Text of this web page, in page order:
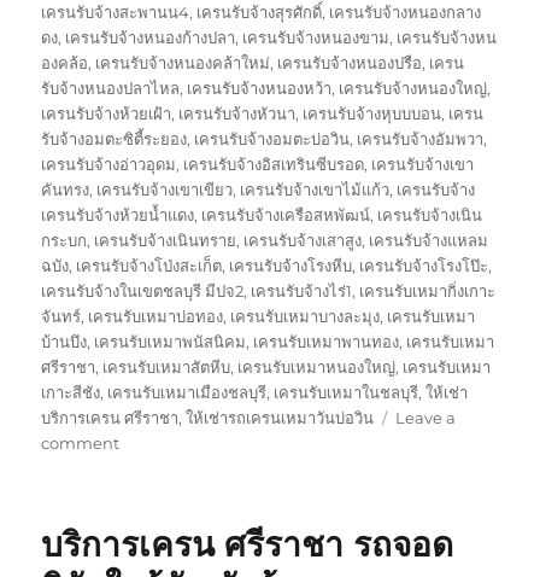
เครนรับจ้างสะพานน4, เครนรับจ้างสุรศักดิ์, เครนรับจ้างหนองกลาง
ดง, เครนรับจ้างหนองก้างปลา, เครนรับจ้างหนองขาม, เครนรับจ้างหน
องคล้อ, เครนรับจ้างหนองคล้าใหม่, เครนรับจ้างหนองปรือ, เครน
รับจ้างหนองปลาไหล, เครนรับจ้างหนองหว้า, เครนรับจ้างหนองใหญ่,
เครนรับจ้างห้วยเฝ้า, เครนรับจ้างหัวนา, เครนรับจ้างหุบบบอน, เครน
รับจ้างอมตะซิตี้ระยอง, เครนรับจ้างอมตะบ่อวิน, เครนรับจ้างอัมพวา,
เครนรับจ้างอ่าวอุดม, เครนรับจ้างอิสเทรินซีบรอด, เครนรับจ้างเขา
คันทรง, เครนรับจ้างเขาเขียว, เครนรับจ้างเขาไม้แก้ว, เครนรับจ้าง
เครนรับจ้างห้วยน้ำแดง, เครนรับจ้างเครือสหพัฒน์, เครนรับจ้างเนิน
กระบก, เครนรับจ้างเนินทราย, เครนรับจ้างเสาสูง, เครนรับจ้างแหลม
ฉบัง, เครนรับจ้างโป่งสะเก็ต, เครนรับจ้างโรงหีบ, เครนรับจ้างโรงโป๊ะ,
เครนรับจ้างในเขตชลบุรี มีปจ2, เครนรับจ้างไร่1, เครนรับเหมากิ่งเกาะ
จันทร์, เครนรับเหมาบ่อทอง, เครนรับเหมาบางละมุง, เครนรับเหมา
บ้านบึง, เครนรับเหมาพนัสนิคม, เครนรับเหมาพานทอง, เครนรับเหมา
ศรีราชา, เครนรับเหมาสัตหีบ, เครนรับเหมาหนองใหญ่, เครนรับเหมา
เกาะสีชัง, เครนรับเหมาเมืองชลบุรี, เครนรับเหมาในชลบุรี,ให้เช่า
บริการเครน ศรีราชา,ให้เช่ารถเครนเหมาวันบ่อวิน
Leave a
commenton
เครน
บ่อ
บริการเครน ศรีราชา รถจอด